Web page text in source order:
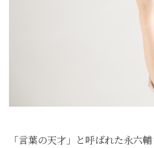
「言葉の天才」と呼ばれた永六